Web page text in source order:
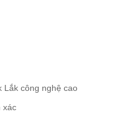
Lắk công nghệ cao
xác